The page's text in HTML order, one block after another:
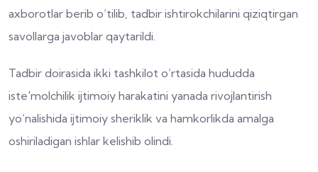
axborotlar berib o‘tilib, tadbir ishtirokchilarini qiziqtirgan
savollarga javoblar qaytarildi.
Tadbir doirasida ikki tashkilot o‘rtasida hududda
iste'molchilik ijtimoiy harakatini yanada rivojlantirish
yo‘nalishida ijtimoiy sheriklik va hamkorlikda amalga
oshiriladigan ishlar kelishib olindi.